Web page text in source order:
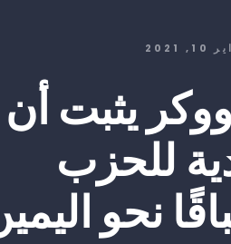
2021
ووكر يثبت أن
للحزب
نحو